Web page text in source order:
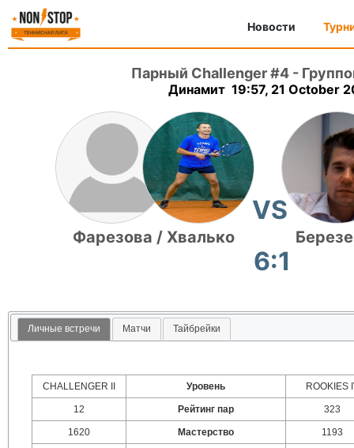
Новости
Парный Challenger #4 -
Динамит 19:57, 21 October
Фарезова / Хвалько
VS
6:1
Личные встречи Матчи Тайбрейки
CHALLENGER II Уровень ROOKIES
12 Рейтинг пар 323
1620 Мастерство 1193